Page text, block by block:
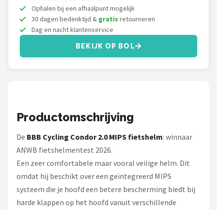
Voltano
Shimano
Cortina
Ophalen bij een afhaalpunt mogelijk
30 dagen bedenktijd & gratis retourneren
Dag en nacht klantenservice
BEKIJK OP BOL
Productomschrijving
De BBB Cycling Condor 2.0 MIPS fietshelm: winnaar
ANWB fietshelmentest 2026.
Een zeer comfortabele maar vooral veilige helm. Dit
omdat hij beschikt over een geïntegreerd MIPS
systeem die je hoofd een betere bescherming biedt bij
harde klappen op het hoofd vanuit verschillende